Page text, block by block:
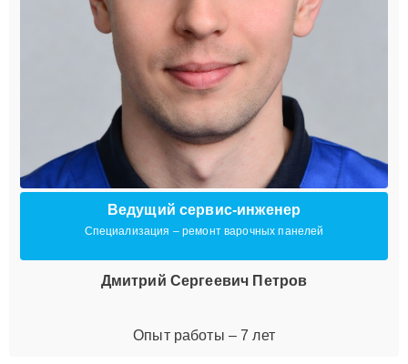
Ведущий сервис-инженер
Специализация – ремонт варочных панелей
Дмитрий Сергеевич Петров
Опыт работы – 7 лет